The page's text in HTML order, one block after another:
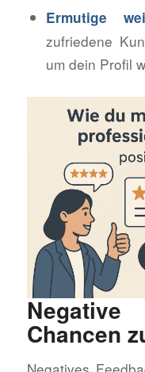
Ermutige
zufriedene
um dein Profil
Chancen